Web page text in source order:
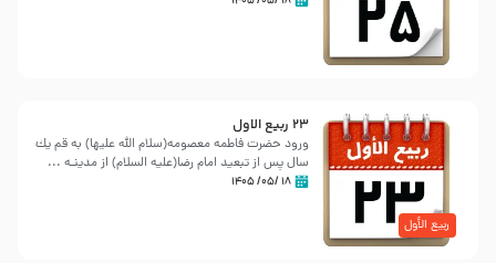
ربیع الأول
23 ربيع الاول
ورود حضرت فاطمه معصومه(سلام الله علیها) به قم یك
سال پس از تبعید امام رضا(علیه السلام) از مدینـه ...
۱۸ /۰۵/ ۱۴۰۵